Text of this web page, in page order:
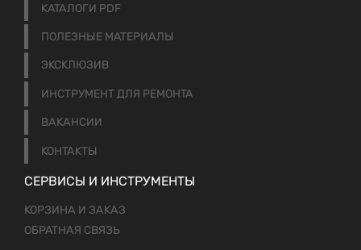
КАТАЛОГИ PDF
ПОЛЕЗНЫЕ МАТЕРИАЛЫ
ЭКСКЛЮЗИВ
ИНСТРУМЕНТ ДЛЯ РЕМОНТА
ВАКАНСИИ
КОНТАКТЫ
СЕРВИСЫ И ИНСТРУМЕНТЫ
КОРЗИНА И ЗАКАЗ
ОБРАТНАЯ СВЯЗЬ